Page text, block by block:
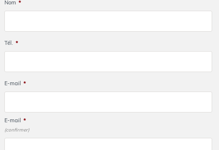
Nom *
Tél. *
E-mail *
E-mail *
(confirmer)